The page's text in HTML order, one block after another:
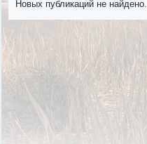
Новых публикаций не найдено.